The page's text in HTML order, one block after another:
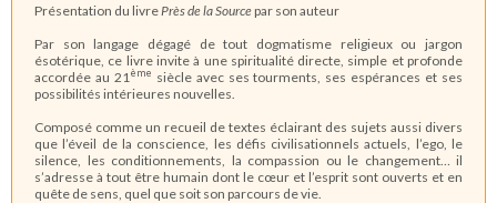
Présentation du livre Près de la Sourcepar son auteur
Par son langage dégagé de tout dogmatisme religieux ou jargon
ésotérique, ce livre invite à une spiritualité directe, simple et profonde
accordée au 21 ème siècle avec ses tourments, ses espérances et ses
possibilités intérieures nouvelles.
Composé comme un recueil de textes éclairant des sujets aussi divers
que l’éveil de la conscience, les défis civilisationnels actuels, l’ego, le
silence, les conditionnements, la compassion ou le changement… il
s’adresse à tout être humain dont le cœur et l’esprit sont ouverts et en
quête de sens, quel que soit son parcours de vie.